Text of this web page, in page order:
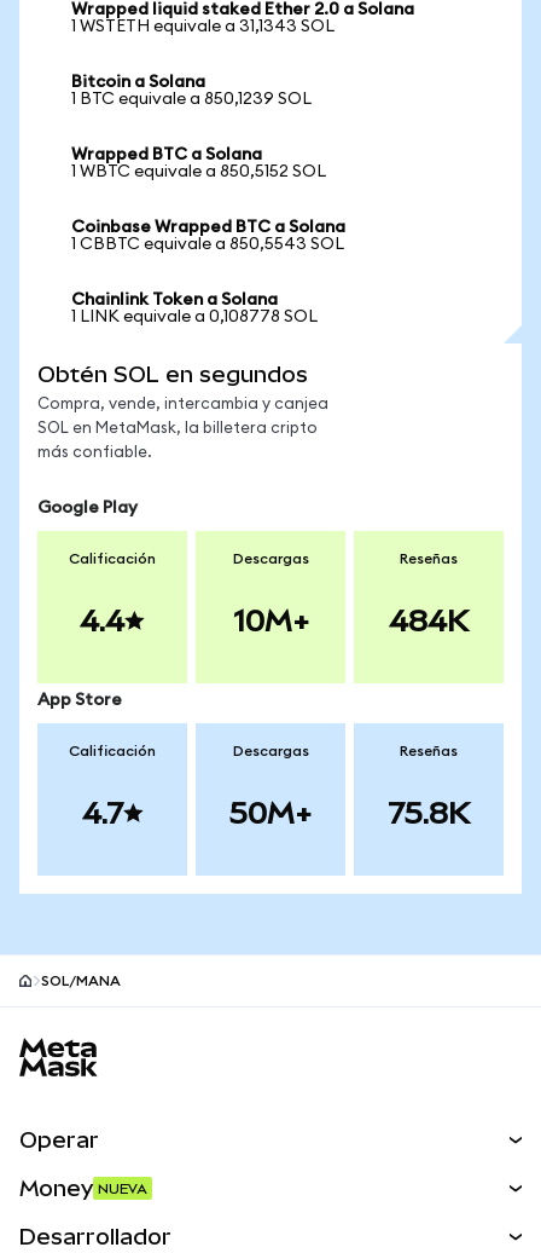
Wrapped liquid staked Ether 2.0 a Solana
1 WSTETH equivale a 31,1343 SOL
Bitcoin a Solana
1 BTC equivale a 850,1239 SOL
Wrapped BTC a Solana
1 WBTC equivale a 850,5152 SOL
Coinbase Wrapped BTC a Solana
1 CBBTC equivale a 850,5543 SOL
Chainlink Token a Solana
1 LINK equivale a 0,108778 SOL
Obtén SOL en segundos
Compra, vende, intercambia y canjea
SOL en MetaMask, la billetera cripto
más confiable.
Google Play
Calificación
4.4
Descargas
10M+
Reseñas
484K
App Store
Calificación
4.7
Descargas
50M+
Reseñas
75.8K
SOL/MANA
Operar
Money NUEVA
Desarrollador